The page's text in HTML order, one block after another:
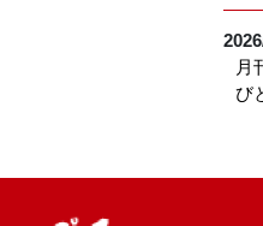
月
び